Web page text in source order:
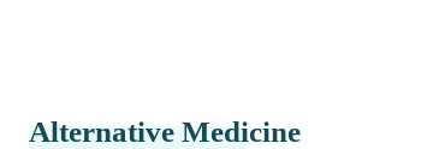
Alternative Medicine